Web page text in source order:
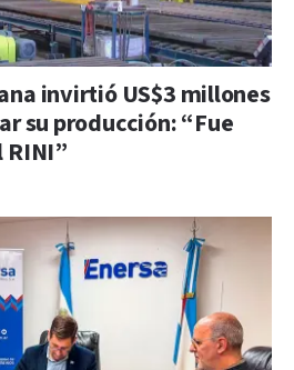
invirtió US$3 millones
su producción: “Fue
RINI”